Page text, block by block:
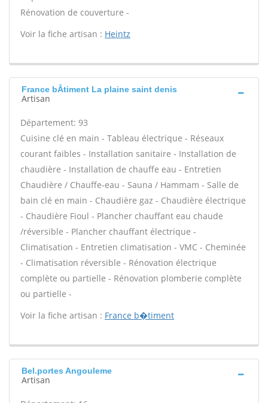
Rénovation de couverture -
Voir la fiche artisan : Heintz
France bÂtiment La plaine saint denis
Artisan
Département: 93
Cuisine clé en main - Tableau électrique - Réseaux
courant faibles - Installation sanitaire - Installation de
chaudière - Installation de chauffe eau - Entretien
Chaudière / Chauffe-eau - Sauna / Hammam - Salle de
bain clé en main - Chaudière gaz - Chaudière électrique
- Chaudière Fioul - Plancher chauffant eau chaude
/réversible - Plancher chauffant électrique -
Climatisation - Entretien climatisation - VMC - Cheminée
- Climatisation réversible - Rénovation électrique
complète ou partielle - Rénovation plomberie complète
ou partielle -
Voir la fiche artisan : France b�timent
Bel.portes Angouleme
Artisan